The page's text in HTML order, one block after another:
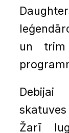
un trim
Žarī